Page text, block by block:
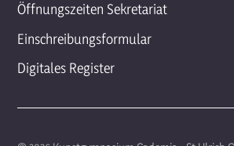
Öffnungszeiten Sekretariat
Einschreibungsformular
Digitales Register